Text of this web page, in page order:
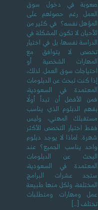
صعوبة في دخول سوق
العمل رغم حصولهم على
المؤهل نفسه؟ في كثير من
الأحيان لا تكون المشكلة في
الدراسة نفسها، بل في اختيار
تخصص لا يتوافق مع
المهارات الشخصية أو
احتياجات سوق العمل. لذلك،
إذا كنت تبحث عن الدبلومات
المعتمدة في السعودية،
فمن الأفضل أن تبدأ أولًا
بفهم الدبلوم الذي يناسب
مستقبلك المهني، وليس
فقط اختيار التخصص الأكثر
شهرة. لماذا لا يوجد دبلوم
واحد يناسب الجميع؟ عند
البحث عن الدبلومات
المعتمدة في السعودية،
ستجد عشرات البرامج
المختلفة، ولكل منها طبيعة
عمل ومهارات ومتطلبات
تختلف […]